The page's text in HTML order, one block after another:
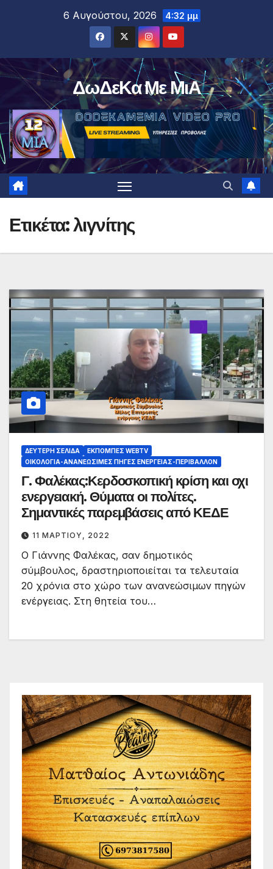
6 Αυγούστου, 2026 4:32 μμ
ΔωΔεΚα Με ΜιΑ
Ετικέτα:λιγνίτης
ΔΕΎΤΕΡΗ ΣΕΛΊΔΑ
ΕΚΠΟΜΠΈΣ WEBTV
ΟΙΚΟΛΟΓΊΑ-ΑΝΑΝΕΏΣΙΜΕΣ ΠΗΓΈΣ ΕΝΈΡΓΕΙΑΣ-ΠΕΡΙΒΆΛΛΟΝ
Γ. Φαλέκας:Κερδοσκοπική κρίση και οχι
ενεργειακή. Θύματα οι πολίτες.
Σημαντικές παρεμβάσεις από ΚΕΔΕ
11 ΜΑΡΤΊΟΥ, 2022
Ο Γιάννης Φαλέκας, σαν δημοτικός
σύμβουλος, δραστηριοποιείται τα τελευταία
20 χρόνια στο χώρο των ανανεώσιμων πηγών
ενέργειας. Στη θητεία του…